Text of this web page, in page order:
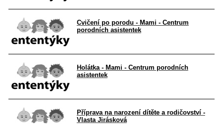
Cvičení po porodu - Mami - Centrum
porodních asistentek
Holátka - Mami - Centrum porodních
asistentek
Příprava na narození dítěte a rodičovství -
Vlasta Jirásková